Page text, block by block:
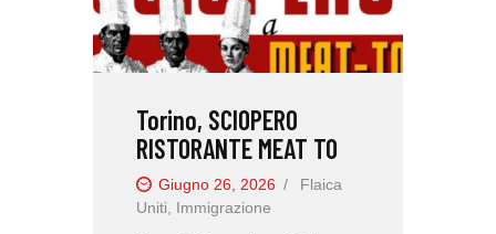
NEWS
PODCAST CUB
INTERNAZIONALE
RASSEGNA STAMPA
Torino, SCIOPERO
RISTORANTE MEAT TO
Giugno 26, 2026
Flaica
Uniti
Immigrazione